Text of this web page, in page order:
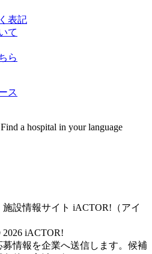
表記
て
ら
ス
a hospital in your language
設情報サイト iACTOR!（アイ
iACTOR!
情報を企業へ送信します。候補